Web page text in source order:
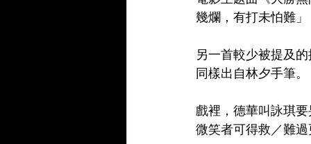
幾爛，有打未怕難
另一首較少被提及
同樣出自林夕手筆。
戲裡，德華叫詠琪
微笑者可得救／難